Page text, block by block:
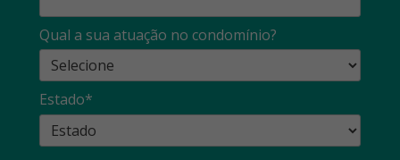
Qual a sua atuação no condomínio?
Estado*